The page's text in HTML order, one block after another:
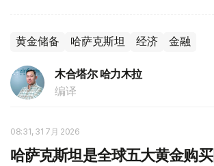
黄金储备 哈萨克斯坦 经济 金融
木合塔尔 哈力木拉
编译
08:31, 31 7月 2026
哈萨克斯坦是全球五大黄金购